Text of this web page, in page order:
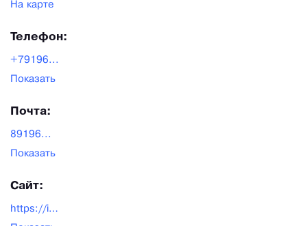
На карте
Телефон:
+79196...
Показать
Почта:
89196...
Показать
Сайт:
https://intehpromnk.com/